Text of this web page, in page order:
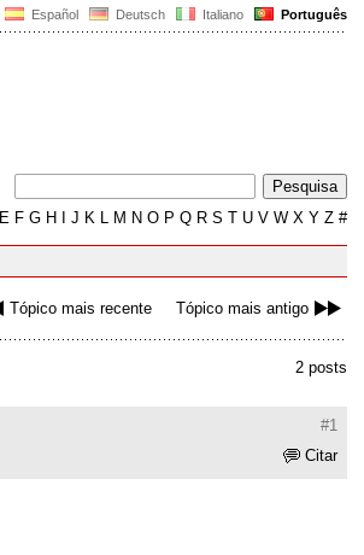
Español Deutsch Italiano Português
E F G H J K L M N O P Q R S T U V W X Y Z #
Tópico mais recente Tópico mais antigo
2 posts
#1
Citar